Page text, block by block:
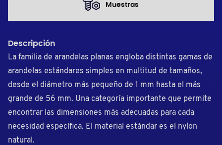
Muestras
Descripción
La familia de arandelas planas engloba distintas gamas de
arandelas estándares simples en multitud de tamaños,
desde el diámetro más pequeño de 1 mm hasta el más
grande de 56 mm. Una categoría importante que permite
encontrar las dimensiones más adecuadas para cada
necesidad específica. El material estándar es el nylon
natural.